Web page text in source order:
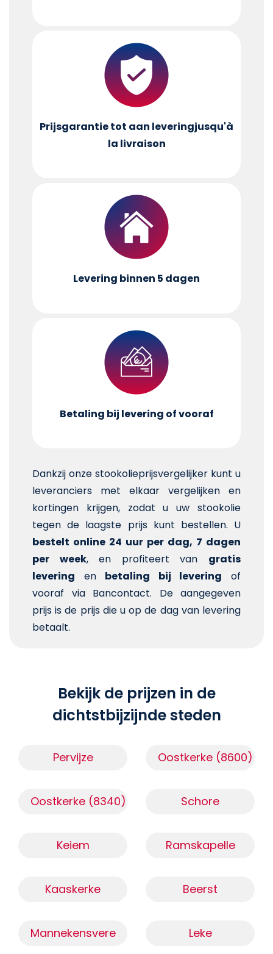
Prijsgarantie tot aan leveringjusqu'à
la livraison
Levering binnen 5 dagen
Betaling bij levering of vooraf
Dankzij onze stookolieprijsvergelijker kunt u
leveranciers met elkaar vergelijken en
kortingen krijgen, zodat u uw stookolie
tegen de laagste prijs kunt bestellen. U
bestelt online 24 uur per dag, 7 dagen
per week, en profiteert van gratis
levering en betaling bij levering of
vooraf via Bancontact. De aangegeven
prijs is de prijs die u op de dag van levering
betaalt.
Bekijk de prijzen in de
dichtstbijzijnde steden
Pervijze Oostkerke (8600)
Oostkerke (8340) Schore
Keiem Ramskapelle
Kaaskerke Beerst
Mannekensvere Leke